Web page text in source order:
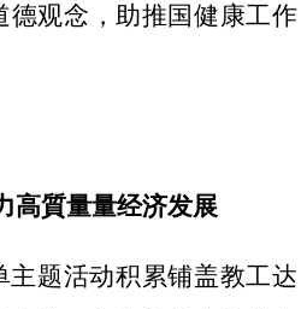
德观念，助推国健康工作
高質量量经济发展
主题活动积累铺盖教工达